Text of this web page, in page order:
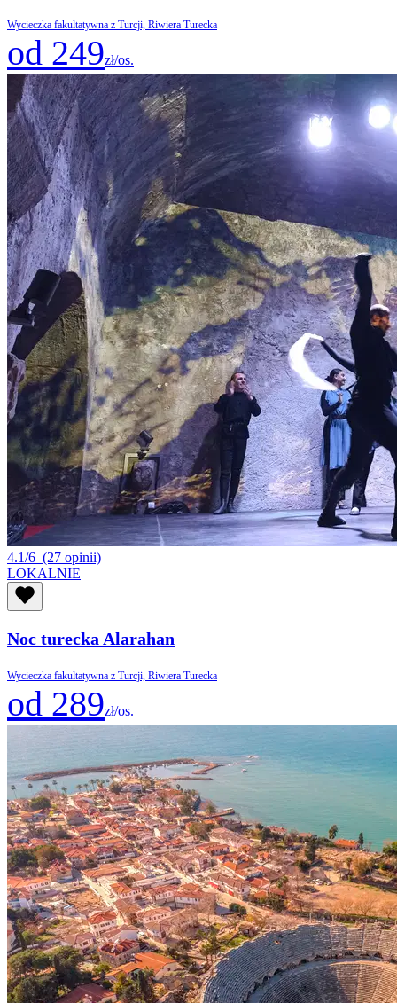
Wycieczka fakultatywna z Turcji, Riwiera Turecka
od 249zł/os.
4.1/6 (27 opinii)
LOKALNIE
Noc turecka Alarahan
Wycieczka fakultatywna z Turcji, Riwiera Turecka
od 289zł/os.